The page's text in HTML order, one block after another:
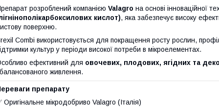
розроблений компанією Valagro на основі інноваційної
кислот), яка забезпечує високу
поверхню.
Combi використовується для покращення росту рослин,
культур у періоди високої потреби в мікроелементах.
ефективний для овочевих, плодових, ягідних та
живлення.
препарату
Оригінальне мікродобриво Valagro (Італія)